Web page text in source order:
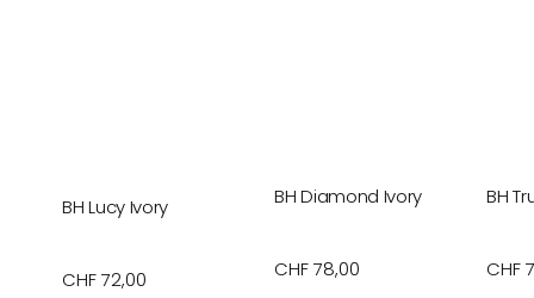
BH Lucy Ivory
Normaler
CHF 72,00
BH Diamond Ivory
Normaler
CHF 78,00
BH
CHF